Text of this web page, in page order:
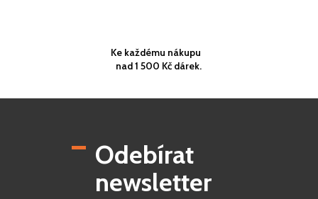
Ke každému nákupu
nad 1 500 Kč dárek.
Odebírat
newsletter